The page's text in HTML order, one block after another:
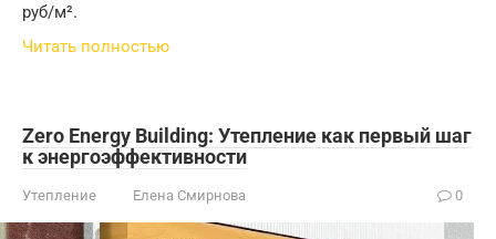
руб/м².
Читать полностью
Zero Energy Building: Утепление как первый шаг
к энергоэффективности
Утепление Елена Смирнова 0